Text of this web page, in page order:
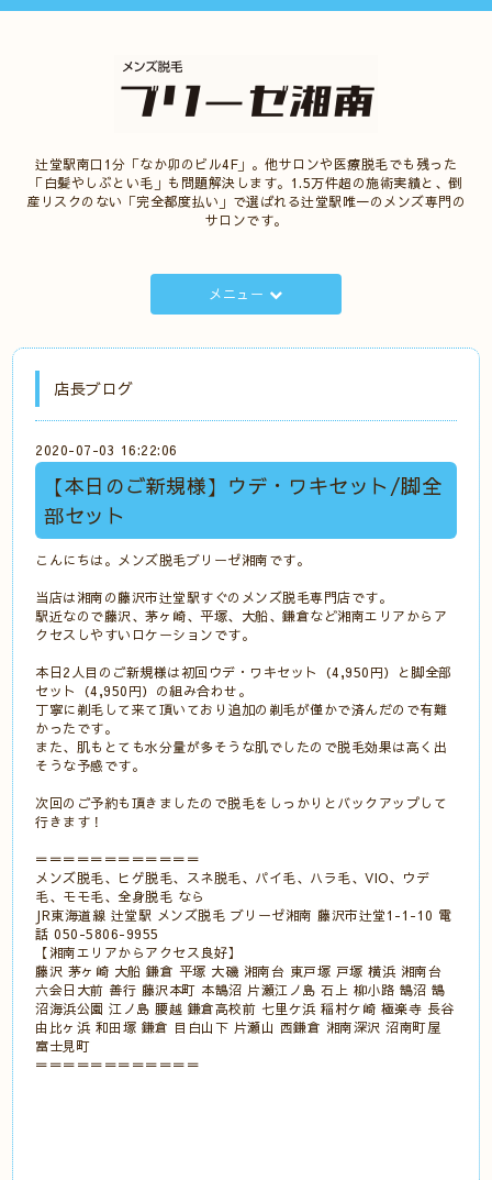
辻堂駅南口1分「なか卯のビル4F」。他サロンや医療脱毛でも残った
「白髪やしぶとい毛」も問題解決します。1.5万件超の施術実績と、倒
産リスクのない「完全都度払い」で選ばれる辻堂駅唯一のメンズ専門の
サロンです。
メニュー
店長ブログ
2020-07-03 16:22:06
【本日のご新規様】ウデ・ワキセット/脚全
部セット
こんにちは。メンズ脱毛ブリーゼ湘南です。
当店は湘南の藤沢市辻堂駅すぐのメンズ脱毛専門店です。
駅近なので藤沢、茅ヶ崎、平塚、大船、鎌倉など湘南エリアからア
クセスしやすいロケーションです。
本日2人目のご新規様は初回ウデ・ワキセット（4,950円）と脚全部
セット（4,950円）の組み合わせ。
丁寧に剃毛して来て頂いており追加の剃毛が僅かで済んだので有難
かったです。
また、肌もとても水分量が多そうな肌でしたので脱毛効果は高く出
そうな予感です。
次回のご予約も頂きましたので脱毛をしっかりとバックアップして
行きます！
＝＝＝＝＝＝＝＝＝＝＝＝
メンズ脱毛、ヒゲ脱毛、スネ脱毛、パイ毛、ハラ毛、VIO、ウデ
毛、モモ毛、全身脱毛 なら
JR東海道線 辻堂駅 メンズ脱毛 ブリーゼ湘南 藤沢市辻堂1-1-10 電
話 050-5806-9955
【湘南エリアからアクセス良好】
藤沢 茅ヶ崎 大船 鎌倉 平塚 大磯 湘南台 東戸塚 戸塚 横浜 湘南台
六会日大前 善行 藤沢本町 本鵠沼 片瀬江ノ島 石上 柳小路 鵠沼 鵠
沼海浜公園 江ノ島 腰越 鎌倉高校前 七里ケ浜 稲村ケ崎 極楽寺 長谷
由比ヶ浜 和田塚 鎌倉 目白山下 片瀬山 西鎌倉 湘南深沢 沼南町屋
富士見町
＝＝＝＝＝＝＝＝＝＝＝＝